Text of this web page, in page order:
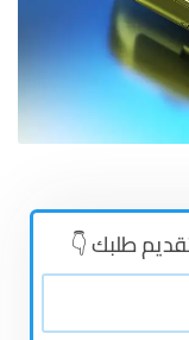
طلبك 👇